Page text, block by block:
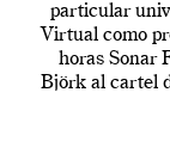
particular
Virtual como
horas Sonar
Björk al cartel
en una